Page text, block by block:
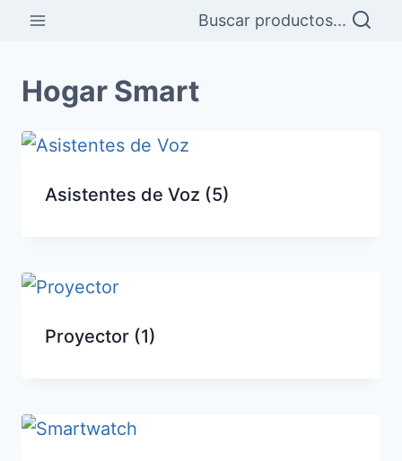
Saltar
Buscar productos...
Hogar Smart
Asistentes de Voz (5)
Proyector (1)